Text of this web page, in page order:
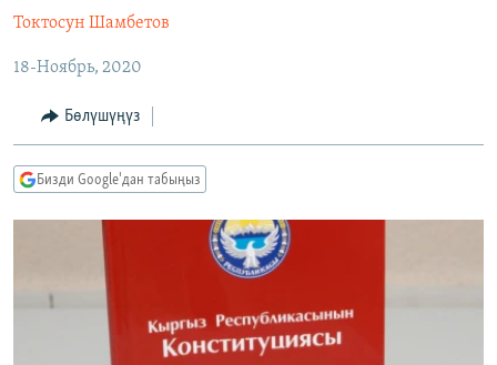
ЭКОНОМИКА
МАДАНИЯТ
БОРБОР АЗИЯ
АТАЙЫН ИЛИКТӨӨ
ТВ ПРОГРАММАЛАР
БҮГҮН АЗАТТЫКТА
БИЗ ЖАНА ДҮЙНӨ
ЭЖЕ-СИҢДИЛЕР
АЗАТТЫК+
ЫҢГАЙСЫЗ СУРООЛОР
ПОДКАСТ
ӨЗГӨЧӨ ПИКИР
ОНЛАЙН ШЕРИНЕ
Токтосун Шамбетов
18-Ноябрь, 2020
Бөлүшүңүз
Бизди Google'дан табыңыз